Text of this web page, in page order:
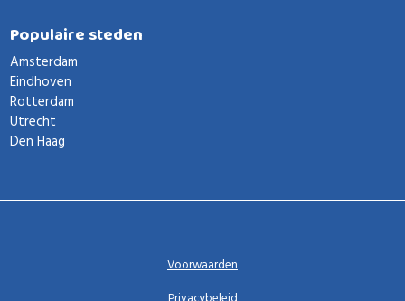
Populaire steden
Amsterdam
Eindhoven
Rotterdam
Utrecht
Den Haag
Voorwaarden